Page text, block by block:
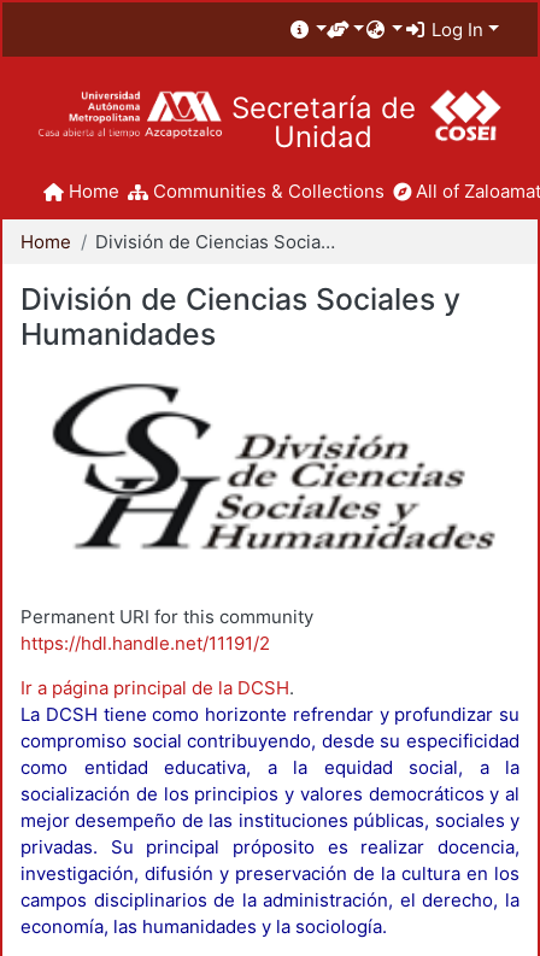
Log In
Secretaría de
Unidad
Home Communities & Collections All of
Home División de Ciencias Sociales y Humanidades
División de Ciencias Sociales y
Humanidades
Permanent URI for this community
https://hdl.handle.net/11191/2
Ir a página principal de la DCSH.
La DCSH tiene como horizonte refrendar y profundizar su
compromiso social contribuyendo, desde su especificidad
como entidad educativa, a la equidad social, a la
socialización de los principios y valores democráticos y al
mejor desempeño de las instituciones públicas, sociales y
privadas. Su principal próposito es realizar docencia,
investigación, difusión y preservación de la cultura en los
campos disciplinarios de la administración, el derecho, la
economía, las humanidades y la sociología.